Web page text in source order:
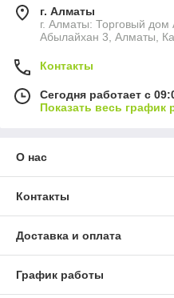
г. Алматы
г. Алматы: Торговый дом
Абылайхан 3, Алматы,
Контакты
Сегодня работает с
Показать весь график
О нас
Контакты
Доставка и оплата
График работы